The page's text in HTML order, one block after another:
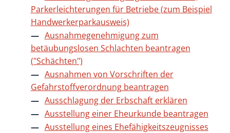
Parkerleichterungen für Betriebe (zum Beispiel
Handwerkerparkausweis)
Ausnahmegenehmigung zum
betäubungslosen Schlachten beantragen
("Schächten")
Ausnahmen von Vorschriften der
Gefahrstoffverordnung beantragen
Ausschlagung der Erbschaft erklären
Ausstellung einer Eheurkunde beantragen
Ausstellung eines Ehefähigkeitszeugnisses